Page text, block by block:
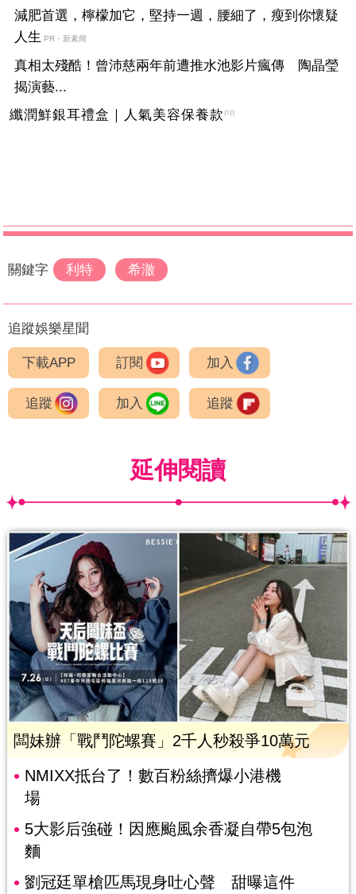
減肥首選，檸檬加它，堅持一週，腰細了，瘦到你懷疑
人生 PR・新素簡
真相太殘酷！曾沛慈兩年前遭推水池影片瘋傳 陶晶瑩
揭演藝...
纖潤鮮銀耳禮盒｜人氣美容保養款 PR
關鍵字 利特 希澈
追蹤娛樂星聞
下載APP 訂閱 加入
追蹤 加入 追蹤
延伸閱讀
闆妹辦「戰鬥陀螺賽」2千人秒殺爭10萬元
NMIXX抵台了！數百粉絲擠爆小港機
場
5大影后強碰！因應颱風余香凝自帶5包泡
麵
劉冠廷單槍匹馬現身吐心聲 甜曝這件